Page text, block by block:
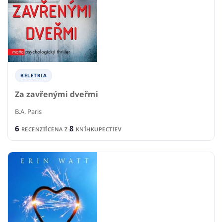
BELETRIA
Za zavřenými dveřmi
B.A. Paris
6 RECENZIÍCENA Z 8 KNÍHKUPECTIEV